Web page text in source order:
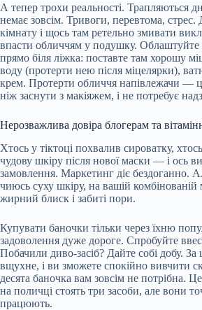
А тепер трохи реальності. Трапляються
немає зовсім. Тривоги, перевтома,
кімнату і щось там ретельно змивати
впасти обличчям у подушку. Облаштуйте
прямо біля ліжка: поставте там хорошу
воду (протерти нею після міцелярки),
крем. Протерти обличчя напівлежачи —
ніж заснути з макіяжем, і не потребує
Нерозважлива довіра блогерам та
Хтось у тіктоці похвалив сироватку,
чудову шкіру після нової маски — і ось
замовлення. Маркетинг діє бездоганно.
чиюсь суху шкіру, на вашій
жирний блиск і забиті пори.
Купувати баночки тільки через їхню
задоволення дуже дороге. Спробуйте
Побачили диво-засіб? Дайте собі добу. За
вщухне, і ви зможете спокійно вивчити
десята баночка вам зовсім не потрібна.
на поличці стоять три засоби, але вони
працюють.